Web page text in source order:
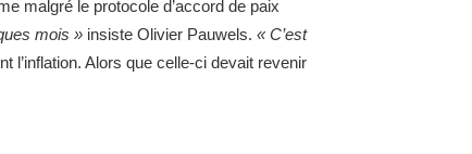
malgré le protocole d’accord de paix
mois » insiste Olivier Pauwels. « C’est
l’inflation. Alors que celle-ci devait revenir